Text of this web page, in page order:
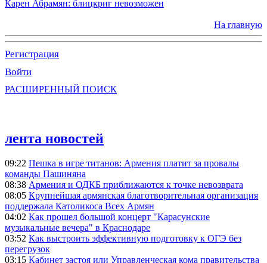
Карен Абрамян: блицкриг невозможен
На главную
Регистрация
Войти
РАСШИРЕННЫЙ ПОИСК
лента новостей
09:22 Пешка в игре титанов: Армения платит за провалы
команды Пашиняна
08:38 Армения и ОДКБ приближаются к точке невозврата
08:05 Крупнейшая армянская благотворительная организация
поддержала Католикоса Всех Армян
04:02 Как прошел большой концерт "Карасунские
музыкальные вечера" в Краснодаре
03:52 Как выстроить эффективную подготовку к ОГЭ без
перегрузок
03:15 Кабинет застоя или Управленческая кома правительства